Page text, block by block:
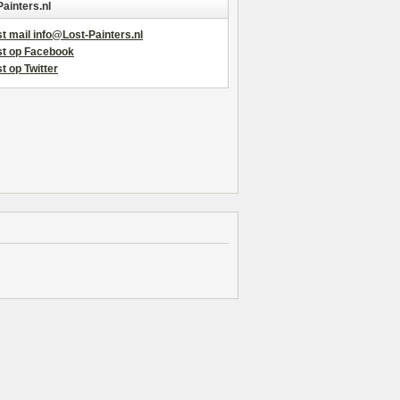
mail info@Lost-Painters.nl
op Facebook
op Twitter